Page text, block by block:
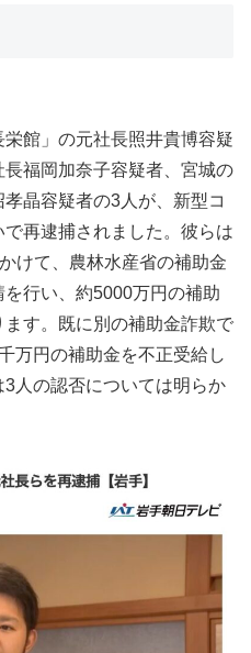
館」の元社長照井貴博容疑
福岡加奈子容疑者、宮城の
晶容疑者の3人が、新型コ
再逮捕されました。彼らは
けて、農林水産省の補助金
行い、約5000万円の補助
す。既に別の補助金詐欺で
万円の補助金を不正受給し
人の認否については明らか